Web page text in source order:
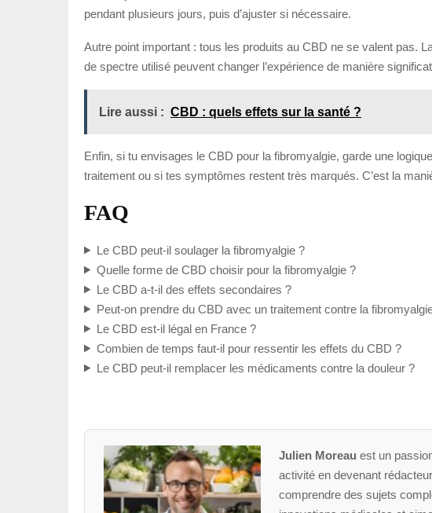
pendant plusieurs jours, puis d’ajuster si nécessaire.
Autre point important : tous les produits au CBD ne se valent pas.
de spectre utilisé peuvent changer l’expérience de manière
Lire aussi : CBD : quels effets sur la santé ?
Enfin, si tu envisages le CBD pour la fibromyalgie, garde une
traitement ou si tes symptômes restent très marqués. C’est la
FAQ
Le CBD peut-il soulager la fibromyalgie ?
Quelle forme de CBD choisir pour la fibromyalgie ?
Le CBD a-t-il des effets secondaires ?
Peut-on prendre du CBD avec un traitement contre la
Le CBD est-il légal en France ?
Combien de temps faut-il pour ressentir les effets du CBD ?
Le CBD peut-il remplacer les médicaments contre la douleur ?
Julien Moreau est un
activité en devenant
comprendre des sujets